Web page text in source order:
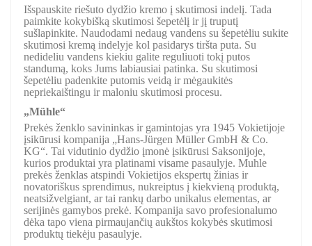
Išspauskite riešuto dydžio kremo į skutimosi indelį. Tada
paimkite kokybišką skutimosi šepetėlį ir jį truputį
sušlapinkite. Naudodami nedaug vandens su šepetėliu sukite
skutimosi kremą indelyje kol pasidarys tiršta puta. Su
nedideliu vandens kiekiu galite reguliuoti tokį putos
standumą, koks Jums labiausiai patinka. Su skutimosi
šepetėliu padenkite putomis veidą ir mėgaukitės
nepriekaištingu ir maloniu skutimosi procesu.
„Mühle“
Prekės ženklo savininkas ir gamintojas yra 1945 Vokietijoje
įsikūrusi kompanija „Hans-Jürgen Müller GmbH & Co.
KG“. Tai vidutinio dydžio įmonė įsikūrusi Saksonijoje,
kurios produktai yra platinami visame pasaulyje. Muhle
prekės ženklas atspindi Vokietijos ekspertų žinias ir
novatoriškus sprendimus, nukreiptus į kiekvieną produktą,
neatsižvelgiant, ar tai rankų darbo unikalus elementas, ar
serijinės gamybos prekė. Kompanija savo profesionalumo
dėka tapo viena pirmaujančių aukštos kokybės skutimosi
produktų tiekėju pasaulyje.